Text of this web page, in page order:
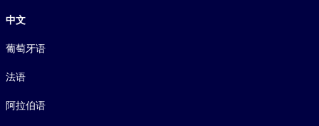
中文
葡萄牙语
法语
阿拉伯语